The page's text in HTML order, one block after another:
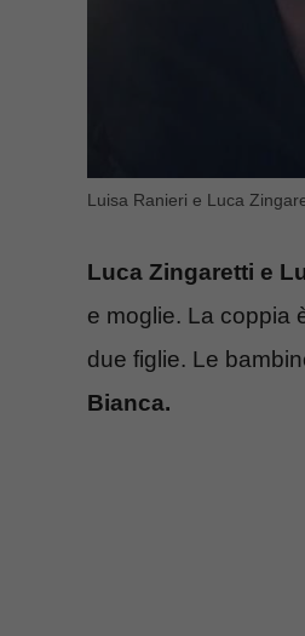
Luisa Ranieri e Luca
Luca Zingaretti e
e moglie. La coppia
due figlie. Le
Bianca.